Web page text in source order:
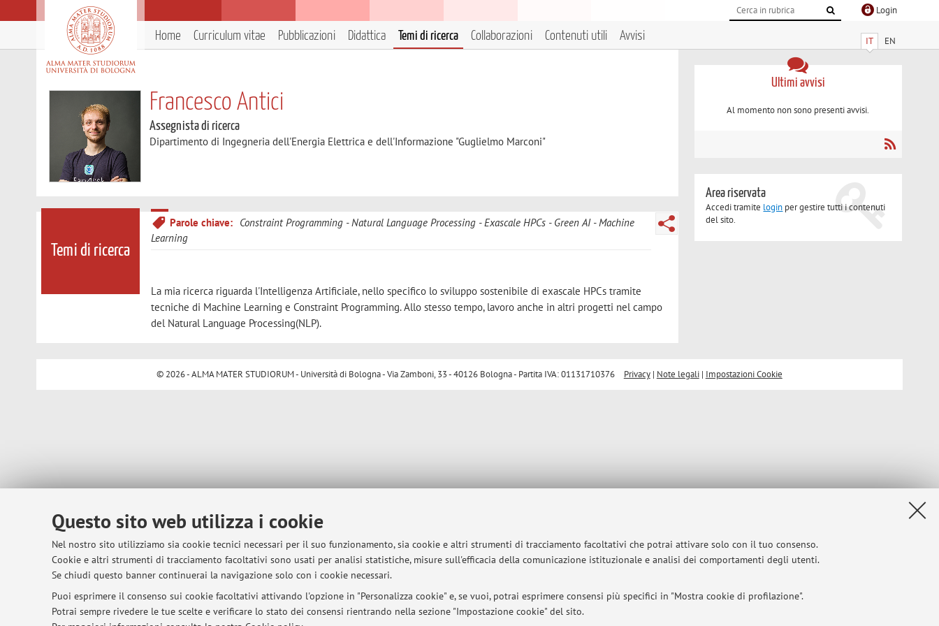
Questo sito web utilizza i cookie
Nel nostro sito utilizziamo sia cookie tecnici necessari per il suo funzionamento, sia cookie e altri strumenti di tracciamento facoltativi che potrai attivare solo con il tuo consenso.
Cookie e altri strumenti di tracciamento facoltativi sono usati per analisi statistiche, misure sull'efficacia della comunicazione istituzionale e analisi dei comportamenti degli utenti.
Se chiudi questo banner continuerai la navigazione solo con i cookie necessari.
Puoi esprimere il consenso sui cookie facoltativi attivando l'opzione in "Personalizza cookie" e, se vuoi, potrai esprimere consensi più specifici in "Mostra cookie di profilazione".
Potrai sempre rivedere le tue scelte e verificare lo stato dei consensi rientrando nella sezione "Impostazione cookie" del sito.
Login
IT EN
Home Curriculum vitae Pubblicazioni Didattica Temi di ricerca Collaborazioni Contenuti utili Avvisi
Francesco Antici
Assegnista di ricerca
Dipartimento di Ingegneria dell'Energia Elettrica e dell'Informazione "Guglielmo Marconi"
Temi di ricerca
Parole chiave: Constraint Programming Natural Language Processing Exascale HPCs Green AI
Machine
Learning
La mia ricerca riguarda l'Intelligenza Artificiale, nello specifico lo sviluppo sostenibile di exascale HPCs tramite
tecniche di Machine Learning e Constraint Programming. Allo stesso tempo, lavoro anche in altri progetti nel campo
del Natural Language Processing(NLP).
Ultimi avvisi
Al momento non sono presenti avvisi.
Area riservata
Accedi tramite login per gestire tutti i contenuti
del sito.
© 2026 - ALMA MATER STUDIORUM - Università di Bologna - Via Zamboni, 33 - 40126 Bologna - Partita IVA: 01131710376 Privacy| Note legali| Impostazioni Cookie